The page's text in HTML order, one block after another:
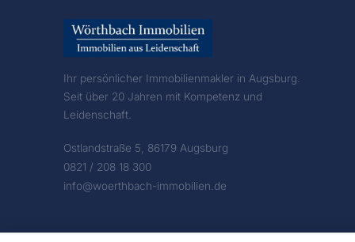
Ihr persönlicher Immobilienmakler in Augsburg.
Seit über 20 Jahren mit Kompetenz und
Leidenschaft.
Ostlandstraße 5, 86179 Augsburg
0821 / 208 18 300
info@woerthbach-immobilien.de